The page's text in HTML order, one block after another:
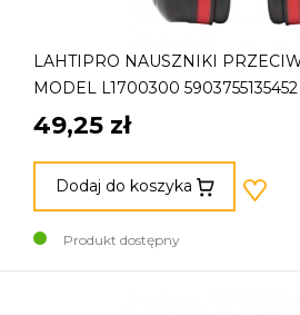
LAHTIPRO NAUSZNIKI
MODEL L1700300 5903755135452
49,25 zł
Dodaj do koszyka
Produkt dostępny